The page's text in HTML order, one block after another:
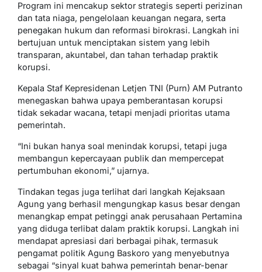
Program ini mencakup sektor strategis seperti perizinan
dan tata niaga, pengelolaan keuangan negara, serta
penegakan hukum dan reformasi birokrasi. Langkah ini
bertujuan untuk menciptakan sistem yang lebih
transparan, akuntabel, dan tahan terhadap praktik
korupsi.
Kepala Staf Kepresidenan Letjen TNI (Purn) AM Putranto
menegaskan bahwa upaya pemberantasan korupsi
tidak sekadar wacana, tetapi menjadi prioritas utama
pemerintah.
“Ini bukan hanya soal menindak korupsi, tetapi juga
membangun kepercayaan publik dan mempercepat
pertumbuhan ekonomi,” ujarnya.
Tindakan tegas juga terlihat dari langkah Kejaksaan
Agung yang berhasil mengungkap kasus besar dengan
menangkap empat petinggi anak perusahaan Pertamina
yang diduga terlibat dalam praktik korupsi. Langkah ini
mendapat apresiasi dari berbagai pihak, termasuk
pengamat politik Agung Baskoro yang menyebutnya
sebagai “sinyal kuat bahwa pemerintah benar-benar